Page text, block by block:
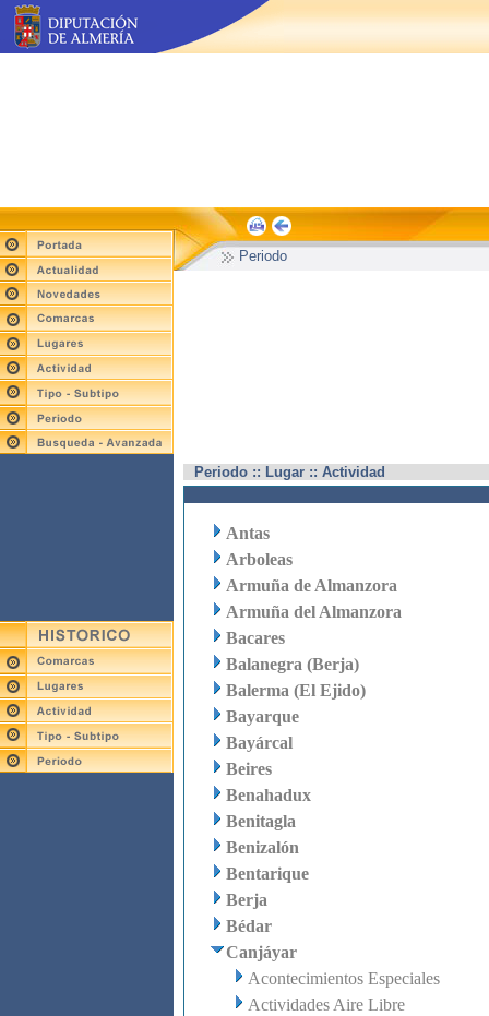
Periodo
Periodo :: Lugar :: Actividad
Antas
Arboleas
Armuña de Almanzora
Armuña del Almanzora
Bacares
Balanegra (Berja)
Balerma (El Ejido)
Bayarque
Bayárcal
Beires
Benahadux
Benitagla
Benizalón
Bentarique
Berja
Bédar
Canjáyar
Acontecimientos Especiales
Actividades Aire Libre